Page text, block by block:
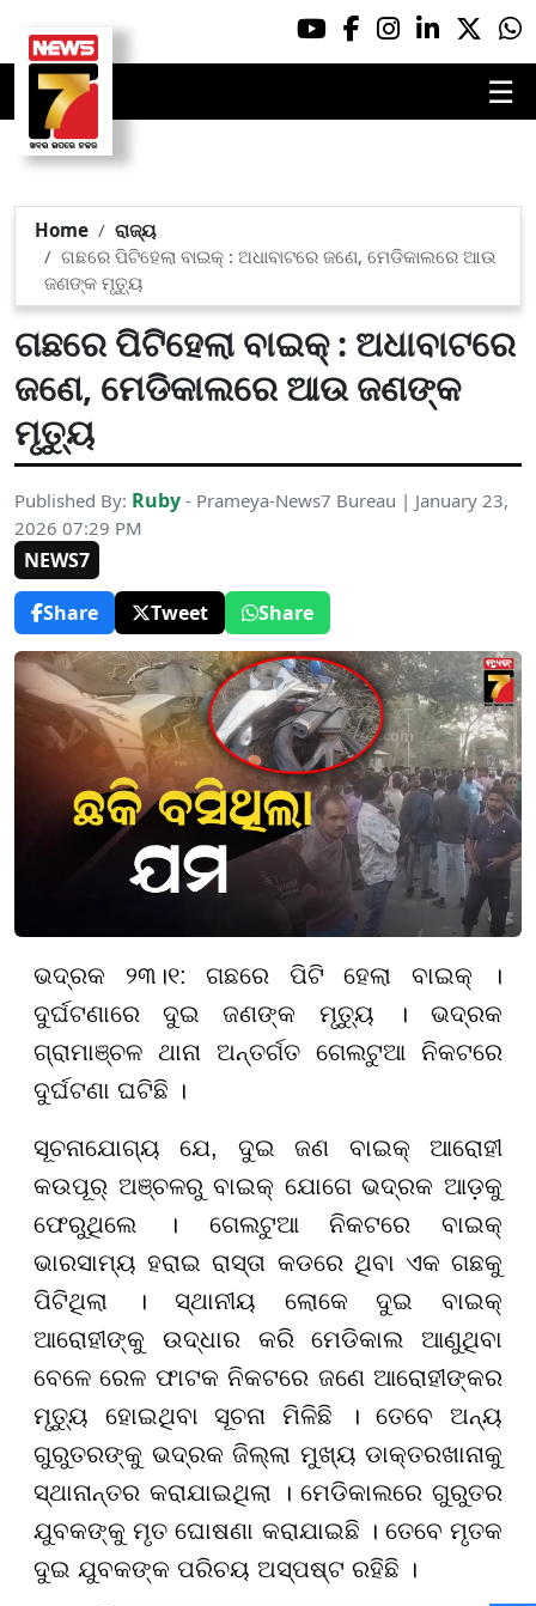
☰
Home
ରାଜ୍ୟ
ଗଛରେ ପିଟିହେଲା ବାଇକ୍ : ଅଧାବାଟରେ ଜଣେ, ମେଡିକାଲରେ ଆଉ
ଜଣଙ୍କ ମୃତ୍ୟୁ
ଗଛରେ ପିଟିହେଲା ବାଇକ୍ : ଅଧାବାଟରେ
ଜଣେ, ମେଡିକାଲରେ ଆଉ ଜଣଙ୍କ
ମୃତ୍ୟୁ
Published By: Ruby - Prameya-News7 Bureau | January 23,
2026 07:29 PM
NEWS7
Share
Tweet Share
ଭଦ୍ରକ ୨୩।୧: ଗଛରେ ପିଟି ହେଲା ବାଇକ୍ ।
ଦୁର୍ଘଟଣାରେ ଦୁଇ ଜଣଙ୍କ ମୃତ୍ୟୁ । ଭଦ୍ରକ
ଗ୍ରାମାଞ୍ଚଳ ଥାନା ଅନ୍ତର୍ଗତ ଗେଲଟୁଆ ନିକଟରେ
ଦୁର୍ଘଟଣା ଘଟିଛି ।
ସୂଚନାଯୋଗ୍ୟ ଯେ, ଦୁଇ ଜଣ ବାଇକ୍ ଆରୋହୀ
କଉପୂର୍ ଅଞ୍ଚଳରୁ ବାଇକ୍ ଯୋଗେ ଭଦ୍ରକ ଆଡ଼କୁ
ଫେରୁଥିଲେ । ଗେଲଟୁଆ ନିକଟରେ ବାଇକ୍
ଭାରସାମ୍ୟ ହରାଇ ରାସ୍ତା କଡରେ ଥିବା ଏକ ଗଛକୁ
ପିଟିଥିଲା । ସ୍ଥାନୀୟ ଲୋକେ ଦୁଇ ବାଇକ୍
ଆରୋହୀଙ୍କୁ ଉଦ୍ଧାର କରି ମେଡିକାଲ ଆଣୁଥିବା
ବେଳେ ରେଳ ଫାଟକ ନିକଟରେ ଜଣେ ଆରୋହୀଙ୍କର
ମୃତ୍ୟୁ ହୋଇଥିବା ସୂଚନା ମିଳିଛି । ତେବେ ଅନ୍ୟ
ଗୁରୁତରଙ୍କୁ ଭଦ୍ରକ ଜିଲ୍ଲା ମୁଖ୍ୟ ଡାକ୍ତରଖାନାକୁ
ସ୍ଥାନାନ୍ତର କରାଯାଇଥିଲା । ମେଡିକାଲରେ ଗୁରୁତର
ଯୁବକଙ୍କୁ ମୃତ ଘୋଷଣା କରାଯାଇଛି । ତେବେ ମୃତକ
ଦୁଇ ଯୁବକଙ୍କ ପରିଚୟ ଅସ୍ପଷ୍ଟ ରହିଛି ।